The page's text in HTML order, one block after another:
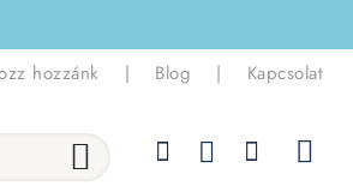
hozzánk | Blog | Kapcsolat